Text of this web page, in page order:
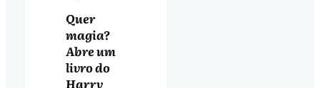
Quer
magia?
Abre um
livro do
Harry